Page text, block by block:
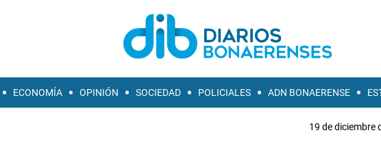
ECONOMÍA OPINIÓN SOCIEDAD POLICIALES ADN BONAERENSE
19 de diciembre